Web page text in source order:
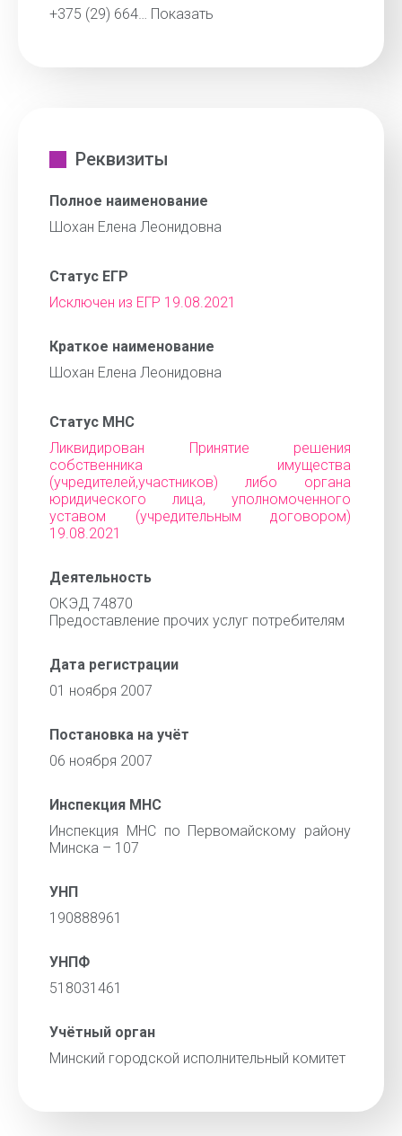
+375 (29) 664… Показать
Реквизиты
Полное наименование
Шохан Елена Леонидовна
Статус ЕГР
Исключен из ЕГР 19.08.2021
Краткое наименование
Шохан Елена Леонидовна
Статус МНС
Ликвидирован Принятие решения
собственника имущества
(учредителей,участников) либо органа
юридического лица, уполномоченного
уставом (учредительным договором)
19.08.2021
Деятельность
ОКЭД 74870
Предоставление прочих услуг потребителям
Дата регистрации
01 ноября 2007
Постановка на учёт
06 ноября 2007
Инспекция МНС
Инспекция МНС по Первомайскому району
Минска – 107
УНП
190888961
УНПФ
518031461
Учётный орган
Минский городской исполнительный комитет